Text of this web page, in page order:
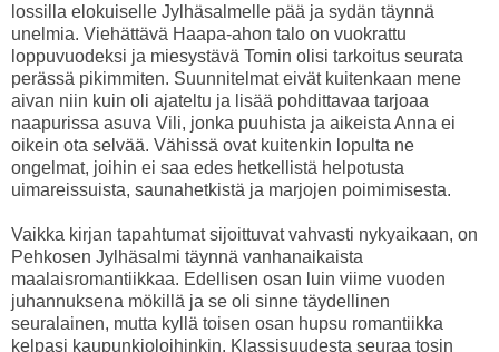
lossilla elokuiselle Jylhäsalmelle pää ja sydän täynnä
unelmia. Viehättävä Haapa-ahon talo on vuokrattu
loppuvuodeksi ja miesystävä Tomin olisi tarkoitus seurata
perässä pikimmiten. Suunnitelmat eivät kuitenkaan mene
aivan niin kuin oli ajateltu ja lisää pohdittavaa tarjoaa
naapurissa asuva Vili, jonka puuhista ja aikeista Anna ei
oikein ota selvää. Vähissä ovat kuitenkin lopulta ne
ongelmat, joihin ei saa edes hetkellistä helpotusta
uimareissuista, saunahetkistä ja marjojen poimimisesta.
Vaikka kirjan tapahtumat sijoittuvat vahvasti nykyaikaan, on
Pehkosen Jylhäsalmi täynnä vanhanaikaista
maalaisromantiikkaa. Edellisen osan luin viime vuoden
juhannuksena mökillä ja se oli sinne täydellinen
seuralainen, mutta kyllä toisen osan hupsu romantiikka
kelpasi kaupunkioloihinkin. Klassisuudesta seuraa tosin